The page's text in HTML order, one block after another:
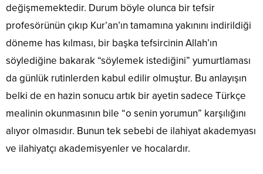
değişmemektedir. Durum böyle olunca bir tefsir
profesörünün çıkıp Kur’an’ın tamamına yakınını indirildiği
döneme has kılması, bir başka tefsircinin Allah’ın
söylediğine bakarak “söylemek istediğini” yumurtlaması
da günlük rutinlerden kabul edilir olmuştur. Bu anlayışın
belki de en hazin sonucu artık bir ayetin sadece Türkçe
mealinin okunmasının bile “o senin yorumun” karşılığını
alıyor olmasıdır. Bunun tek sebebi de ilahiyat akademyası
ve ilahiyatçı akademisyenler ve hocalardır.